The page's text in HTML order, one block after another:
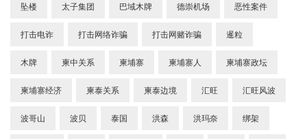
坠楼 太子集团 巴域木牌 德崇机场 恶性案件
打击电诈 打击网络诈骗 打击网赌诈骗 暹粒
木牌 柬中关系 柬埔寨 柬埔寨人 柬埔寨政坛
柬埔寨经济 柬泰关系 柬泰边境 汇旺 汇旺风波
波哥山 波贝 泰国 洪森 洪玛奈 绑架